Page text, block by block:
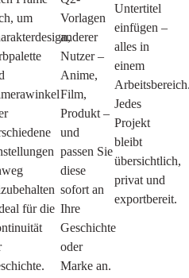
um
für die
Vorlagen
anderer
Nutzer –
Anime,
Film,
Produkt –
und
passen Sie
diese
sofort an
Ihre
Geschichte
oder
Marke an.
Untertitel
einfügen –
alles in
einem
Jedes
Projekt
bleibt
übersichtlich,
privat und
exportbereit.